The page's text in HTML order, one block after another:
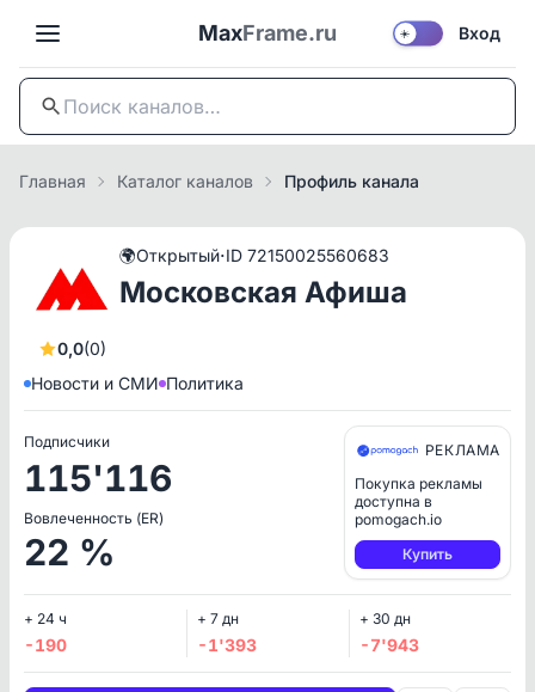
MaxFrame.ru ☀️ Вход
Главная Каталог каналов Профиль канала
0,0(0)
🌍Открытый·ID 72150025560683
Московская Афиша
Новости и СМИ Политика
Подписчики
115'116
Вовлеченность (ER)
22 %
РЕКЛАМА
Покупка рекламы
доступна в
pomogach.io
Купить
+ 24 ч
-190
+ 7 дн
-1'393
+ 30 дн
-7'943